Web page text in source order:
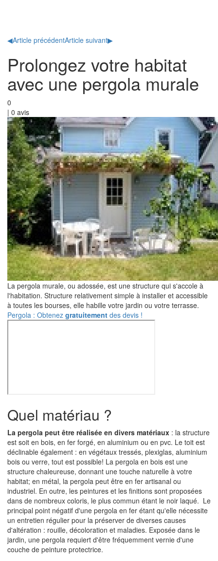
◀Article précédentArticle suivant▶
Prolongez votre habitat
avec une pergola murale
0
| 0 avis
La pergola murale, ou adossée, est une structure qui s'accole à
l'habitation. Structure relativement simple à installer et accessible
à toutes les bourses, elle habille votre jardin ou votre terrasse.
Pergola : Obtenez gratuitement des devis !
Quel matériau ?
La pergola peut être réalisée en divers matériaux : la structure
est soit en bois, en fer forgé, en aluminium ou en pvc. Le toit est
déclinable également : en végétaux tressés, plexiglas, aluminium
bois ou verre, tout est possible! La pergola en bois est une
structure chaleureuse, donnant une touche naturelle à votre
habitat; en métal, la pergola peut être en fer artisanal ou
industriel. En outre, les peintures et les finitions sont proposées
dans de nombreux coloris, le plus commun étant le noir laqué. Le
principal point négatif d'une pergola en fer étant qu'elle nécessite
un entretien régulier pour la préserver de diverses causes
d'altération : rouille, décoloration et maladies. Exposée dans le
jardin, une pergola requiert d'être fréquemment vernie d'une
couche de peinture protectrice.